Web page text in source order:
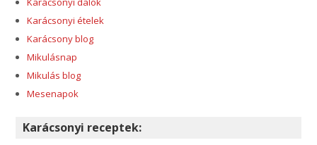
Karácsonyi ételek
Karácsony blog
Mikulásnap
Mikulás blog
Mesenapok
Karácsonyi receptek: